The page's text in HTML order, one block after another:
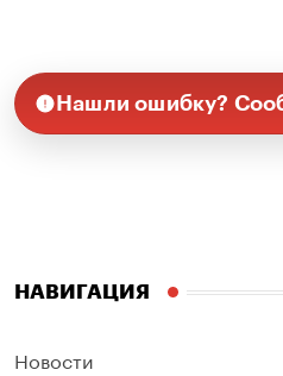
Нашли ошибку?
НАВИГАЦИЯ
Новости